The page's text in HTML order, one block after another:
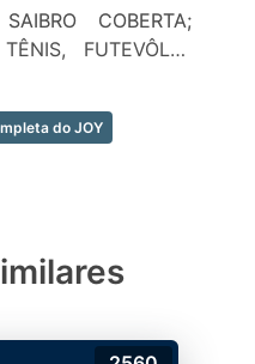
COBERTA;
FUTEVÔLEI;
DE FUTEBOL;
AS QUADRAS
do JOY